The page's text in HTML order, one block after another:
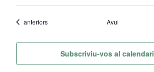
Esdeveniments
anteriors Avui
Subscriviu-vos al calendari